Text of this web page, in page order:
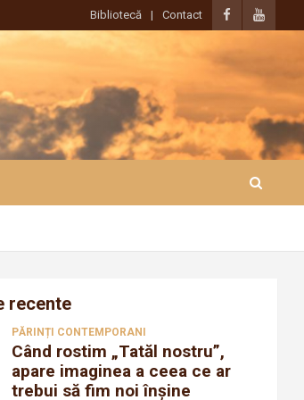
Bibliotecă Contact
recente
PĂRINȚI CONTEMPORANI
Când rostim „Tatăl nostru”,
apare imaginea a ceea ce ar
trebui să fim noi înșine